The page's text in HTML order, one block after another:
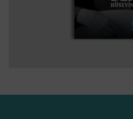
BARAKNAĞME –